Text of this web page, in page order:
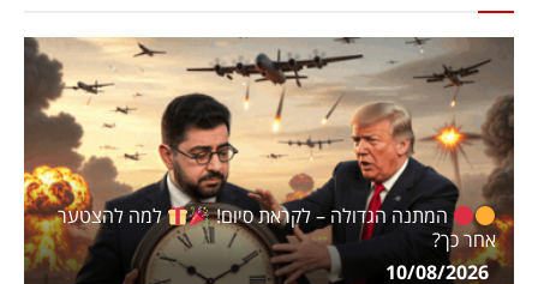
המתנה הגדולה – לקראת סיום!
למה להצטער
אחר כך?